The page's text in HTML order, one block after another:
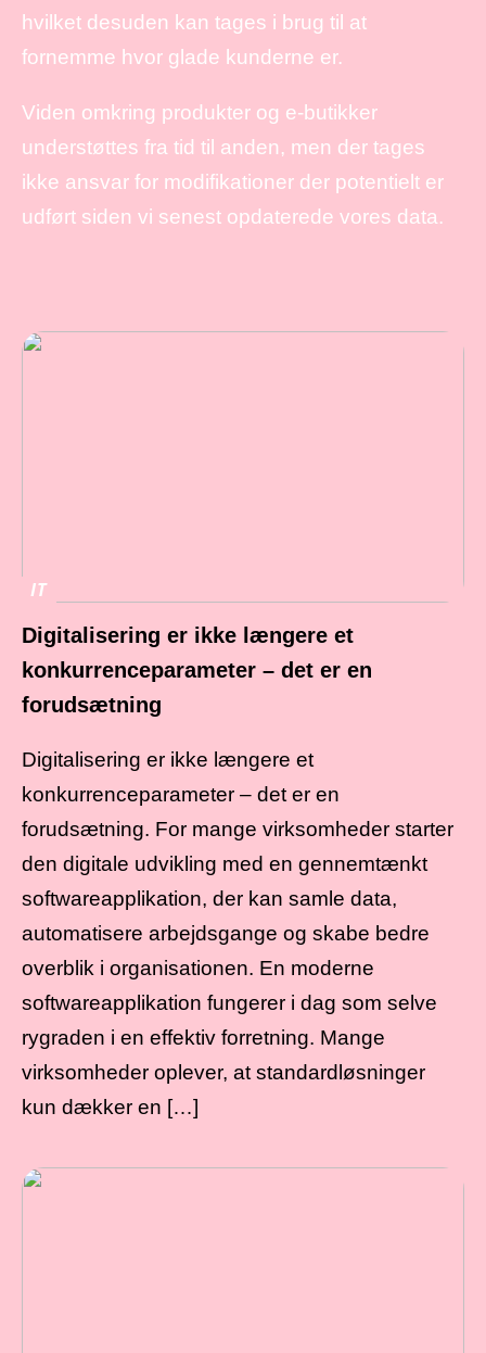
hvilket desuden kan tages i brug til at
fornemme hvor glade kunderne er.
Viden omkring produkter og e-butikker
understøttes fra tid til anden, men der tages
ikke ansvar for modifikationer der potentielt er
udført siden vi senest opdaterede vores data.
IT
Digitalisering er ikke længere et
konkurrenceparameter – det er en
forudsætning
Digitalisering er ikke længere et
konkurrenceparameter – det er en
forudsætning. For mange virksomheder starter
den digitale udvikling med en gennemtænkt
softwareapplikation, der kan samle data,
automatisere arbejdsgange og skabe bedre
overblik i organisationen. En moderne
softwareapplikation fungerer i dag som selve
rygraden i en effektiv forretning. Mange
virksomheder oplever, at standardløsninger
kun dækker en […]